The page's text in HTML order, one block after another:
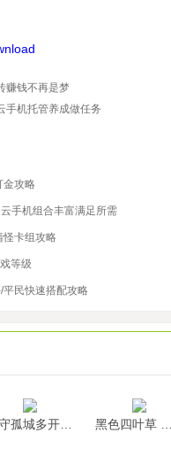
赚钱不再是梦
手机托管养成做任务
金攻略
手机组合丰富满足所需
怪卡组攻略
等级
平民快速搭配攻略